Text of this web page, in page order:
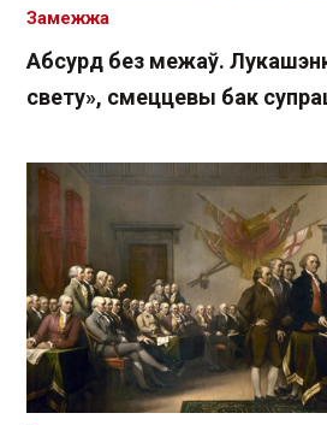
Абсурд без межаў.
свету», смеццевы бак
Замежжа